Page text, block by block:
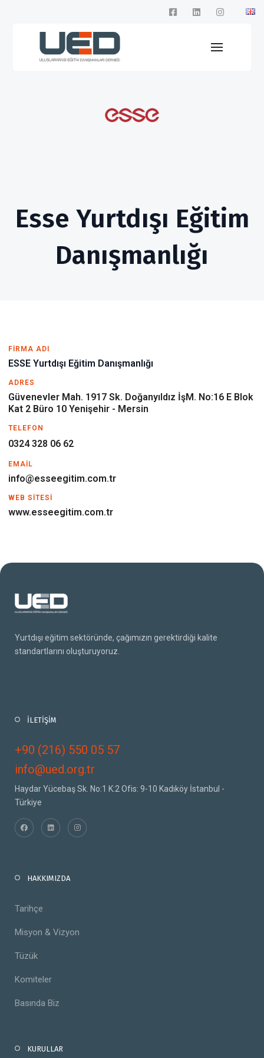
Esse Yurtdışı Eğitim
Danışmanlığı
FIRMA ADI
ESSE Yurtdışı Eğitim Danışmanlığı
ADRES
Güvenevler Mah. 1917 Sk. Doğanyıldız İşM. No:16 E Blok
Kat 2 Büro 10 Yenişehir - Mersin
TELEFON
0324 328 06 62
EMAIL
info@esseegitim.com.tr
WEB SITESI
www.esseegitim.com.tr
Yurtdışı eğitim sektöründe, çağımızın gerektirdiği kalite
standartlarını oluşturuyoruz.
İLETİŞİM
+90 (216) 550 05 57
info@ued.org.tr
Haydar Yücebaş Sk. No:1 K:2 Ofis: 9-10 Kadıköy İstanbul -
Türkiye
HAKKIMIZDA
Tarihçe
Misyon & Vizyon
Tüzük
Komiteler
Basında Biz
KURULLAR